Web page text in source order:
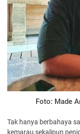
Foto: Made
Tak hanya berbahaya
kemarau sekalipun